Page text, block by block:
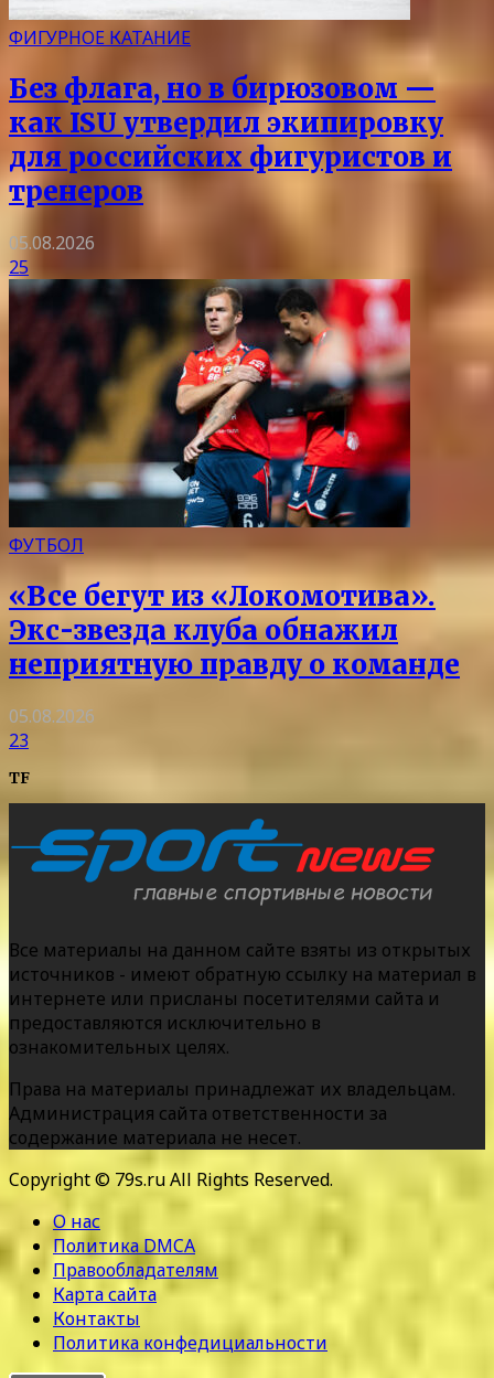
ФИГУРНОЕ КАТАНИЕ
Без флага, но в бирюзовом —
как ISU утвердил экипировку
для российских фигуристов и
тренеров
05.08.2026
25
ФУТБОЛ
«Все бегут из «Локомотива».
Экс-звезда клуба обнажил
неприятную правду о команде
05.08.2026
23
TF
Все материалы на данном сайте взяты из открытых
источников - имеют обратную ссылку на материал в
интернете или присланы посетителями сайта и
предоставляются исключительно в
ознакомительных целях.
Права на материалы принадлежат их владельцам.
Администрация сайта ответственности за
содержание материала не несет.
Copyright © 79s.ru All Rights Reserved.
О нас
Политика DMCA
Правообладателям
Карта сайта
Контакты
Политика конфедициальности